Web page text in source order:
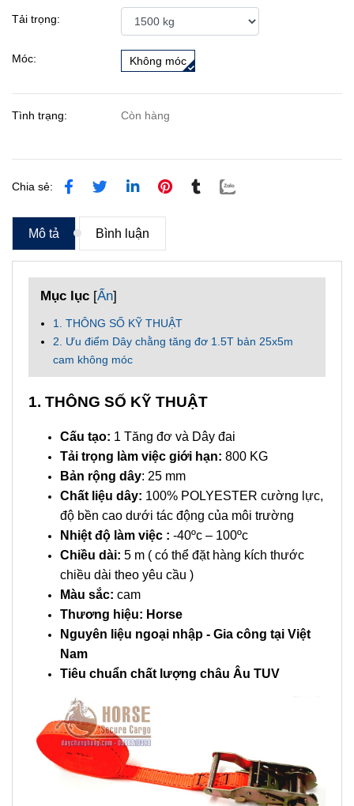
Tải trọng:
Móc: Không móc
Tình trạng: Còn hàng
Chia sẻ:
Mô tả Bình luận
Mục lục [Ẩn]
1. THÔNG SỐ KỸ THUẬT
2. Ưu điểm Dây chằng tăng đơ 1.5T bản 25x5m
cam không móc
1. THÔNG SỐ KỸ THUẬT
Cấu tạo: 1 Tăng đơ và Dây đai
Tải trọng làm việc giới hạn: 800 KG
Bản rộng dây: 25 mm
Chất liệu dây: 100% POLYESTER cường lực,
độ bền cao dưới tác động của môi trường
Nhiệt độ làm việc : -40ºc – 100ºc
Chiều dài: 5 m ( có thể đặt hàng kích thước
chiều dài theo yêu cầu )
Màu sắc: cam
Thương hiệu: Horse
Nguyên liệu ngoại nhập - Gia công tại Việt
Nam
Tiêu chuẩn chất lượng châu Âu TUV